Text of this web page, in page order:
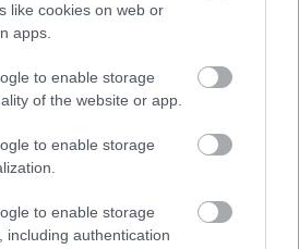
like cookies on web or
apps.
to enable storage
of the website or app.
to enable storage
to enable storage
including authentication
vårt nyhetsbrev
Meld deg på